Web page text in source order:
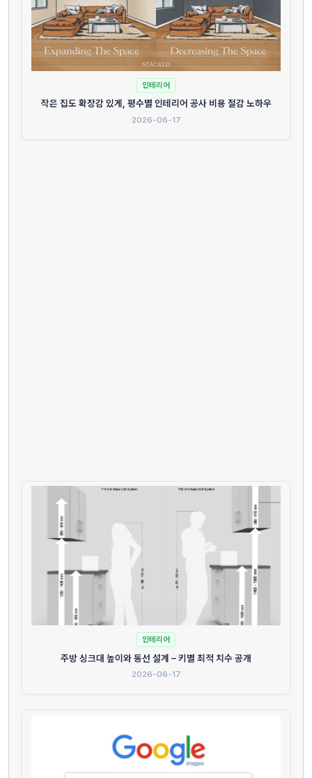
인테리어
작은 집도 확장감 있게, 평수별 인테리어 공사 비용 절감 노하우
2026-06-17
인테리어
주방 싱크대 높이와 동선 설계 – 키별 최적 치수 공개
2026-06-17